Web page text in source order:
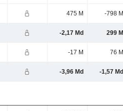
475 M -798 M
-2,17 Md 299 M
-17 M 76 M
-3,96 Md -1,57 Md